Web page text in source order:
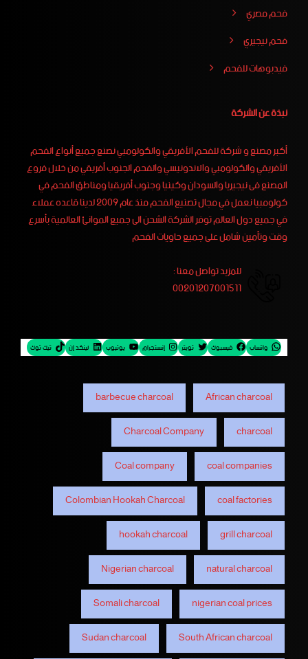
فحم مصري
فحم نيجيري
فيدبوهات للفحم
نبذة عن الشركة
أكبر مصنع و شركة للفحم الأفريقي والكولومبي نصنع جميع أنواع الفحم
الأفريقي والكولومبي والاندونيسي والفحم الجنوب أفريقي من خلال فروع
المصنع فى نيجيريا والسودان وكينيا وجنوب أفريقيا ومناطق الفحم في
كولومبيا نعمل في مجال تصنيع الفحم منذ عام 2009 لدينا قاعده عملاء
في جميع دول العالم توفر الشركة الشحن الى جميع الموانئ العالمية بأسرع
وقت وتأمين شامل على جميع حاويات الفحم
للمزيد تواصل معنا :
00201207001511
واتساب فيسبوك تويتر إنستجرام يوتيوب لينكد إن تيك توك
African charcoal
barbecue charcoal
charcoal
Charcoal Company
coal companies
Coal company
coal factories
Colombian Hookah Charcoal
grill charcoal
hookah charcoal
natural charcoal
Nigerian charcoal
nigerian coal prices
Somali charcoal
South African charcoal
Sudan charcoal